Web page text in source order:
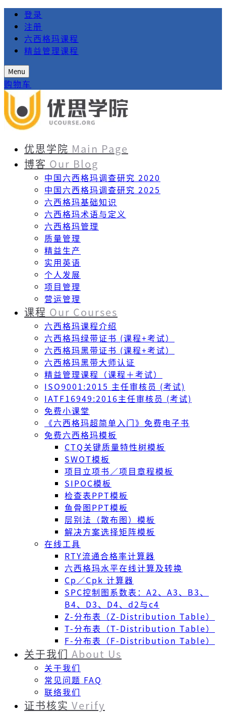
登录
注册
六西格玛课程
精益管理课程
Menu
购物车
优思学院 Main Page
博客 Our Blog
中国六西格玛调查研究 2020
中国六西格玛调查研究 2025
六西格玛基础知识
六西格玛术语与定义
六西格玛管理
质量管理
精益生产
实用英语
个人发展
项目管理
营运管理
课程 Our Courses
六西格玛课程介绍
六西格玛绿带证书 (课程+考试）
六西格玛黑带证书 (课程+考试）
六西格玛黑带大师认证
精益管理课程（课程＋考试）
ISO9001:2015 主任审核员 (考试)
IATF16949:2016主任审核员 (考试)
免费小课堂
《六西格玛超简单入门》免费电子书
免费六西格玛模板
CTQ关键质量特性树模板
SWOT模板
项目立项书／项目章程模板
SIPOC模板
检查表PPT模板
鱼骨图PPT模板
层别法（散布图）模板
解决方案选择矩阵模板
在线工具
RTY流通合格率计算器
六西格玛水平在线计算及转换
Cp／Cpk 计算器
SPC控制图系数表：A2、A3、B3、
B4、D3、D4、d2与c4
Z-分布表（Z-Distribution Table）
T-分布表（T-Distribution Table）
F-分布表（F-Distribution Table）
关于我们 About Us
关于我们
常见问题 FAQ
联络我们
证书核实 Verify